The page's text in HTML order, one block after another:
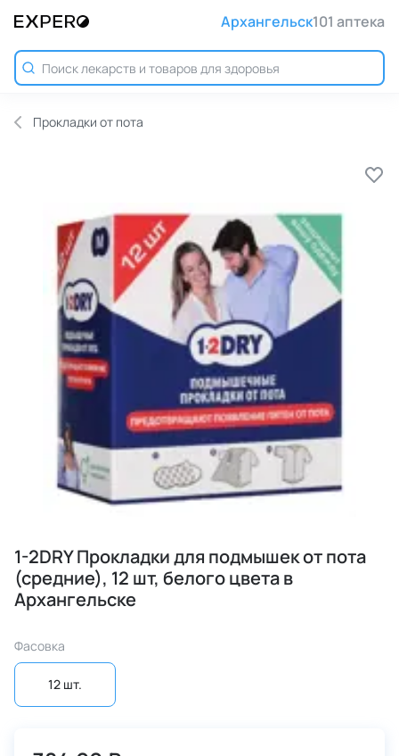
Архангельск101 аптека
Прокладки от пота
1-2DRY Прокладки для подмышек от пота
(средние), 12 шт, белого цвета в
Архангельске
Фасовка
12 шт.